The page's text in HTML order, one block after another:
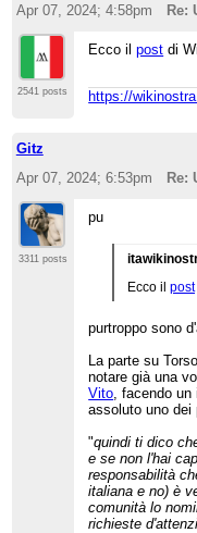
Apr 07, 2024; 4:58pm
Re:
2541 posts
Ecco ilpost di
https://
Gitz
Apr 07, 2024; 6:53pm
Re:
3311 posts
pu
Ecco ilpost
purtroppo sono
La parte su
notare già una
Vito , facendo
assoluto uno dei
"quindi ti dico
e se non l'hai
responsabilità
italiana e no) è
comunità lo
richieste